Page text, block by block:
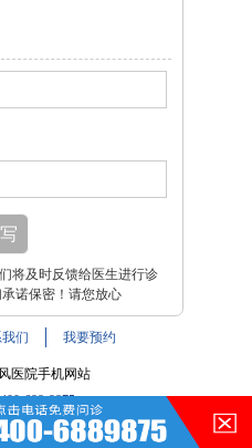
将及时反馈给医生进行诊
诺保密！请您放心
们 我要预约
医院手机网站
400-688-9875
路与裕溪路交叉路口